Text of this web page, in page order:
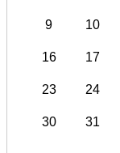
9 10
16 17
23 24
30 31